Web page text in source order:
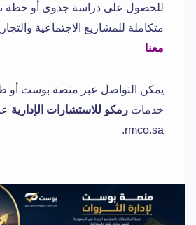
للحصول على دراسة جدوى أو خطة
متكاملة للمشاريع الاجتماعية
معنا
يمكن التواصل عبر منصة بوست أو
خدمات رمكو للاستشارات الإدارية
rmco.sa
.